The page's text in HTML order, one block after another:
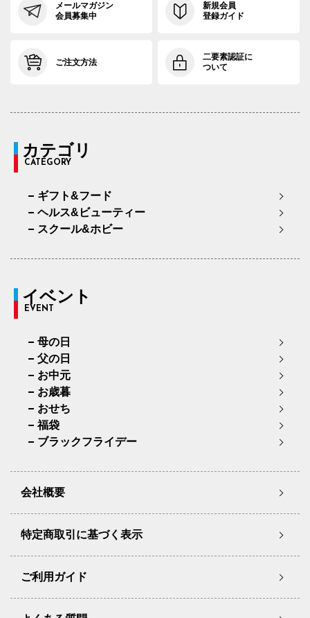
メールマガジン
会員募集中
新規会員
登録ガイド
ご注文方法
二要素認証に
ついて
カテゴリ
CATEGORY
ギフト&フード
ヘルス&ビューティー
スクール&ホビー
イベント
EVENT
母の日
父の日
お中元
お歳暮
おせち
福袋
ブラックフライデー
会社概要
特定商取引に基づく表示
ご利用ガイド